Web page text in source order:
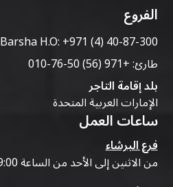
الفروع
Barsha H.O:+971 (4) 40-87-300
طارئ:+971 (56) 50-76-010
بلد إقامة التاجر
الإمارات العربية المتحدة
ساعات العمل
فرع البرشاء
من الاثنين إلى الأحد من الساعة 9:00 صباحًا حتى 07:00 مساءً